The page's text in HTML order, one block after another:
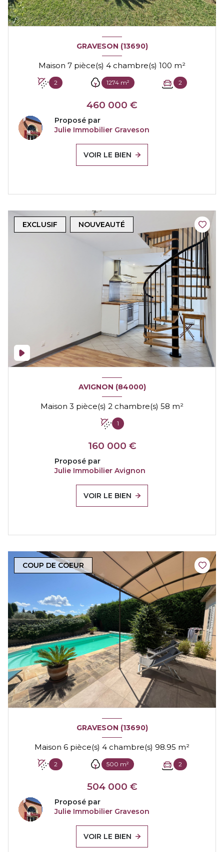
GRAVESON (13690)
Maison 7 pièce(s) 4 chambre(s) 100 m²
2 1274 m² 2
460 000 €
Proposé par
Julie Immobilier Graveson
VOIR LE BIEN
EXCLUSIF NOUVEAUTÉ
AVIGNON (84000)
Maison 3 pièce(s) 2 chambre(s) 58 m²
1
160 000 €
Proposé par
Julie Immobilier Avignon
VOIR LE BIEN
COUP DE COEUR
GRAVESON (13690)
Maison 6 pièce(s) 4 chambre(s) 98.95 m²
2 500 m² 2
504 000 €
Proposé par
Julie Immobilier Graveson
VOIR LE BIEN